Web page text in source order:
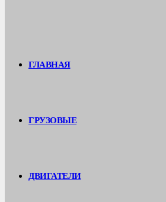
ГЛАВНАЯ
ГРУЗОВЫЕ
ДВИГАТЕЛИ